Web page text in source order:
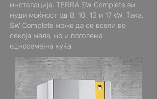
инсталација. TERRA SW Complete ви
нуди моќност од 8, 10, 13 и 17 kW. Така,
SW Complete може да се всели во
секоја мала, но и поголема
едносемејна куќа.